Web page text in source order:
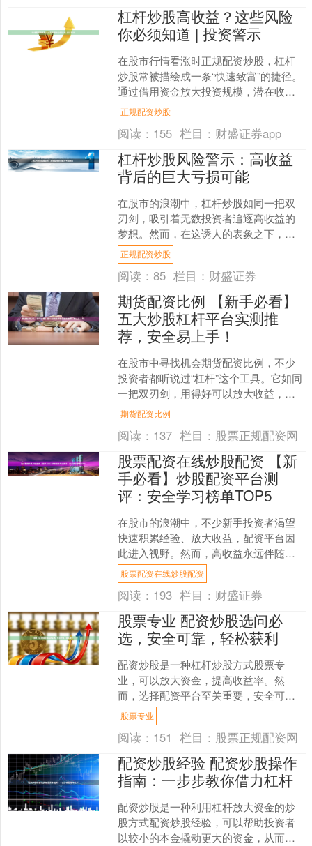
杠杆炒股高收益？这些风险
你必须知道 | 投资警示
在股市行情看涨时正规配资炒股，杠杆
炒股常被描绘成一条“快速致富”的捷径。
通过借用资金放大投资规模，潜在收益
的确可能成倍增加。然而，高收益的背
后往往伴随着高风险，....
正规配资炒股
阅读： 155 栏目： 财盛证券app
杠杆炒股风险警示：高收益
背后的巨大亏损可能
在股市的浪潮中，杠杆炒股如同一把双
刃剑，吸引着无数投资者追逐高收益的
梦想。然而，在这诱人的表象之下，隐
藏着巨大的风险与亏损可能。本文将深
入探讨杠杆炒股的本质，揭....
正规配资炒股
阅读：85 栏目： 财盛证券
期货配资比例 【新手必看】
五大炒股杠杆平台实测推
荐，安全易上手！
在股市中寻找机会期货配资比例，不少
投资者都听说过“杠杆”这个工具。它如同
一把双刃剑，用得好可以放大收益，用
得不慎则会加剧风险。对于新手而言，
选择一个**安全、合....
期货配资比例
阅读： 137 栏目： 股票正规配资网
股票配资在线炒股配资 【新
手必看】炒股配资平台测
评：安全学习榜单TOP5
在股市的浪潮中，不少新手投资者渴望
快速积累经验、放大收益，配资平台因
此进入视野。然而，高收益永远伴随着
高风险，特别是对于缺乏经验的新手而
言，选择一个安全、可靠且....
股票配资在线炒股配资
阅读： 193 栏目： 财盛证券
股票专业 配资炒股选问必
选，安全可靠，轻松获利
配资炒股是一种杠杆炒股方式股票专
业，可以放大资金，提高收益率。然
而，选择配资平台至关重要，安全可靠
是首要考虑因素。 使用期货配资系统有
许多优点。首先，它可以放大....
股票专业
阅读： 151 栏目： 股票正规配资网
配资炒股经验 配资炒股操作
指南：一步步教你借力杠杆
配资炒股是一种利用杠杆放大资金的炒
股方式配资炒股经验，可以帮助投资者
以较小的本金撬动更大的资金，从而获